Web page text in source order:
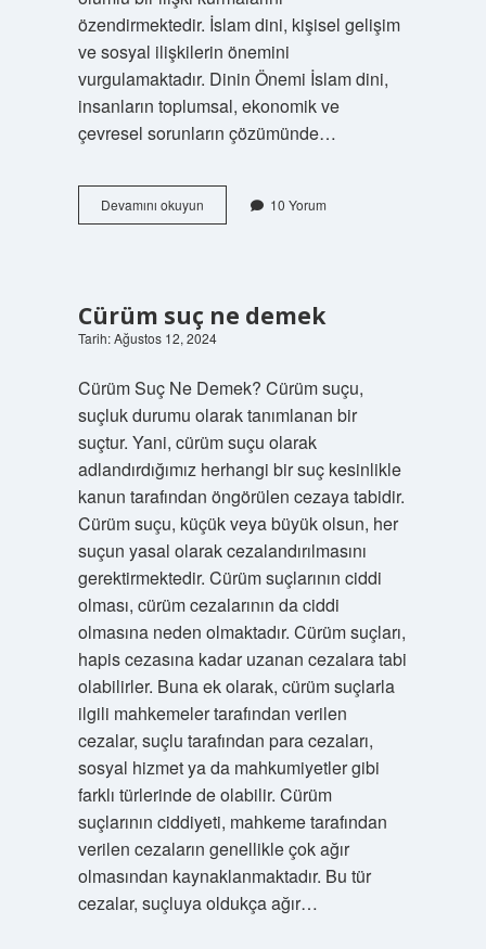
özendirmektedir. İslam dini, kişisel gelişim
ve sosyal ilişkilerin önemini
vurgulamaktadır. Dinin Önemi İslam dini,
insanların toplumsal, ekonomik ve
çevresel sorunların çözümünde…
Devamını okuyunDinde
alem
10 Yorum
Cürüm suç ne demek
Tarih: Ağustos 12, 2024
Cürüm Suç Ne Demek? Cürüm suçu,
suçluk durumu olarak tanımlanan bir
suçtur. Yani, cürüm suçu olarak
adlandırdığımız herhangi bir suç kesinlikle
kanun tarafından öngörülen cezaya tabidir.
Cürüm suçu, küçük veya büyük olsun, her
suçun yasal olarak cezalandırılmasını
gerektirmektedir. Cürüm suçlarının ciddi
olması, cürüm cezalarının da ciddi
olmasına neden olmaktadır. Cürüm suçları,
hapis cezasına kadar uzanan cezalara tabi
olabilirler. Buna ek olarak, cürüm suçlarla
ilgili mahkemeler tarafından verilen
cezalar, suçlu tarafından para cezaları,
sosyal hizmet ya da mahkumiyetler gibi
farklı türlerinde de olabilir. Cürüm
suçlarının ciddiyeti, mahkeme tarafından
verilen cezaların genellikle çok ağır
olmasından kaynaklanmaktadır. Bu tür
cezalar, suçluya oldukça ağır…